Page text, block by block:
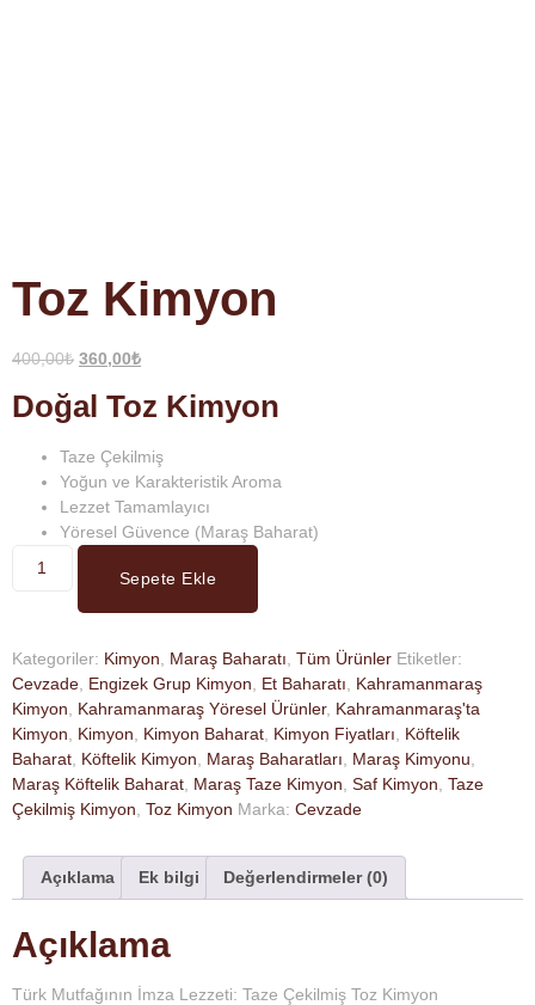
Toz Kimyon
400,00₺ 360,00₺
Doğal Toz Kimyon
Taze Çekilmiş
Yoğun ve Karakteristik Aroma
Lezzet Tamamlayıcı
Yöresel Güvence (Maraş Baharat)
Sepete Ekle
Kategoriler: Kimyon Maraş Baharatı Tüm Ürünler Etiketler:
Cevzade Engizek Grup Kimyon Et Baharatı
Kahramanmaraş
Kimyon
Kahramanmaraş Yöresel Ürünler, Kahramanmaraş'ta
Kimyon
Kimyon Kimyon Baharat Kimyon Fiyatları
Köftelik
Baharat Köftelik Kimyon Maraş Baharatları Maraş Kimyonu
Maraş Köftelik Baharat Maraş Taze Kimyon Saf Kimyon Taze
Çekilmiş Kimyon Toz Kimyon Marka: Cevzade
Açıklama Ek bilgi Değerlendirmeler (0)
Açıklama
Türk Mutfağının İmza Lezzeti: Taze Çekilmiş Toz Kimyon